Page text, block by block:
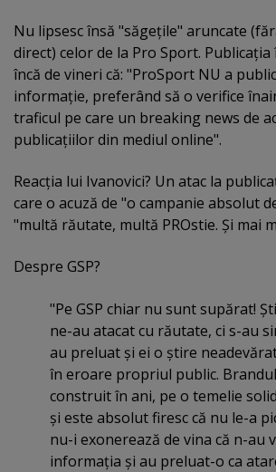
Nu lipsesc însă "săgeţile" aruncate
direct) celor de la Pro Sport. Publicaţia
încă de vineri că: "ProSport NU a
informaţie, preferând să o verifice
traficul pe care un breaking news de
publicaţiilor din mediul online".
Reacţia lui Ivanovici? Un atac la
care o acuză de "o campanie absolut
"multă răutate, multă PROstie. Şi mai
Despre GSP?
"Pe GSP chiar nu sunt supărat!
ne-au atacat cu răutate, ci s-au
au preluat şi ei o ştire
în eroare propriul public. Brandul
construit în ani, pe o temelie
şi este absolut firesc că nu le-a
nu-i exonerează de vina că n-au
informaţia şi au preluat-o ca